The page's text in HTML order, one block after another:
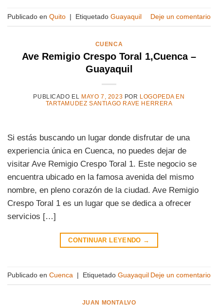
Publicado en Quito | Etiquetado Guayaquil Deje un comentario
CUENCA
Ave Remigio Crespo Toral 1,Cuenca –
Guayaquil
PUBLICADO EL MAYO 7, 2023 POR LOGOPEDA EN
TARTAMUDEZ SANTIAGO RAVE HERRERA
Si estás buscando un lugar donde disfrutar de una
experiencia única en Cuenca, no puedes dejar de
visitar Ave Remigio Crespo Toral 1. Este negocio se
encuentra ubicado en la famosa avenida del mismo
nombre, en pleno corazón de la ciudad. Ave Remigio
Crespo Toral 1 es un lugar que se dedica a ofrecer
servicios […]
CONTINUAR LEYENDO →
Publicado en Cuenca Etiquetado Guayaquil Deje un comentario
JUAN MONTALVO